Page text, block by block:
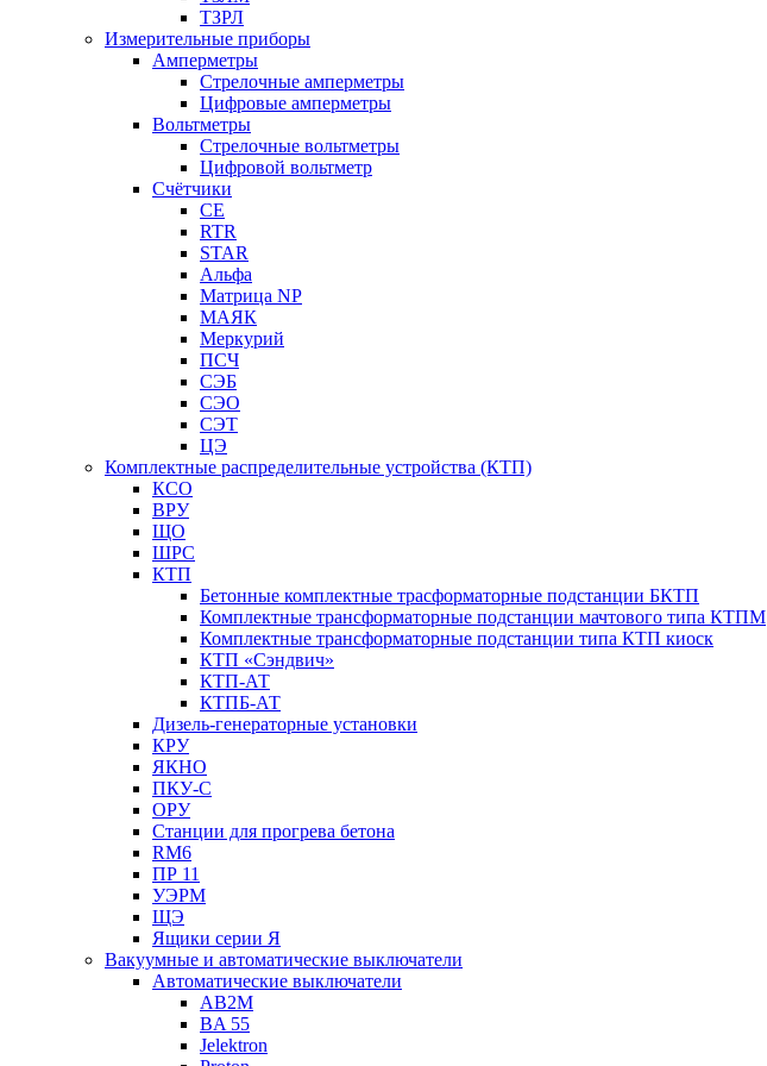
ТЗРЛ
Измерительные приборы
Амперметры
Стрелочные амперметры
Цифровые амперметры
Вольтметры
Стрелочные вольтметры
Цифровой вольтметр
Счётчики
CE
RTR
STAR
Альфа
Матрица NP
МАЯК
Меркурий
ПСЧ
СЭБ
СЭО
СЭТ
ЦЭ
Комплектные распределительные устройства (КТП)
КСО
ВРУ
ЩО
ШРС
КТП
Бетонные комплектные трасформаторные подстанции БКТП
Комплектные трансформаторные подстанции мачтового типа КТПМ
Комплектные трансформаторные подстанции типа КТП киоск
КТП «Сэндвич»
КТП-АТ
КТПБ-АТ
Дизель-генераторные установки
КРУ
ЯКНО
ПКУ-С
ОРУ
Станции для прогрева бетона
RM6
ПР 11
УЭРМ
ЩЭ
Ящики серии Я
Вакуумные и автоматические выключатели
Автоматические выключатели
AB2M
BA 55
Jelektron